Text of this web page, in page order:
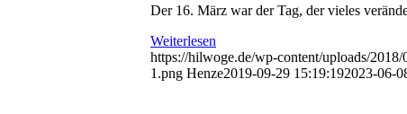
Der 16. März war der Tag, der vieles
Weiterlesen
https://hilwoge.de/wp-content/uploads/
1.png Henze2019-09-29 15:19:192023-06-